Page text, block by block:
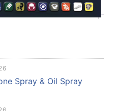
Spray & Oil Spray